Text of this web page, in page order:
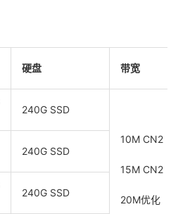
硬盘 带宽
240G SSD
10M CN2
15M CN2
20M优化
240G SSD
240G SSD